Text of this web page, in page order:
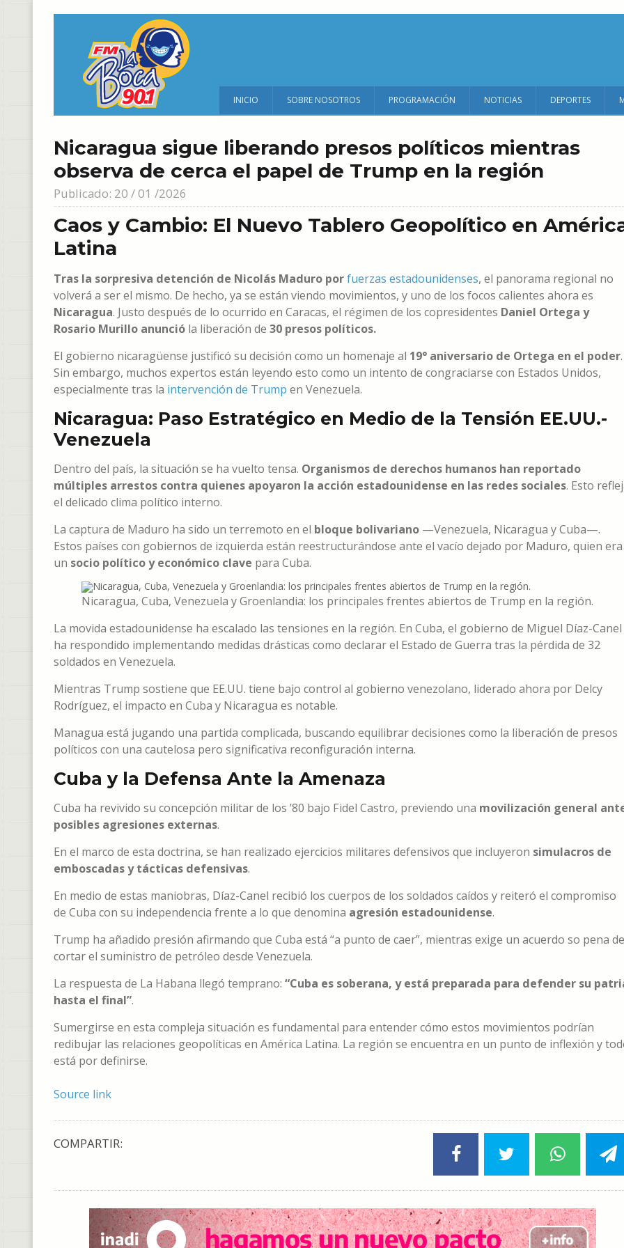
INICIO SOBRE NOSOTROS PROGRAMACIÓN NOTICIAS DEPORTES
Nicaragua sigue liberando presos políticos mientras
observa de cerca el papel de Trump en la región
Publicado: 20 / 01 /2026
Caos y Cambio: El Nuevo Tablero Geopolítico en
Latina
Tras la sorpresiva detención de Nicolás Maduro porfuerzas estadounidenses, el panorama regional no
volverá a ser el mismo. De hecho, ya se están viendo movimientos, y uno de los focos calientes ahora es
Nicaragua. Justo después de lo ocurrido en Caracas, el régimen de los copresidentes Daniel Ortega y
Rosario Murillo anunció la liberación de 30 presos políticos.
El gobierno nicaragüense justificó su decisión como un homenaje al 19° aniversario de Ortega en el poder.
Sin embargo, muchos expertos están leyendo esto como un intento de congraciarse con Estados Unidos,
especialmente tras la intervención de Trump en Venezuela.
Nicaragua: Paso Estratégico en Medio de la Tensión EE.UU.-
Venezuela
Dentro del país, la situación se ha vuelto tensa. Organismos de derechos humanos han reportado
múltiples arrestos contra quienes apoyaron la acción estadounidense en las redes sociales. Esto
el delicado clima político interno.
La captura de Maduro ha sido un terremoto en el bloque bolivariano —Venezuela, Nicaragua y Cuba—.
Estos países con gobiernos de izquierda están reestructurándose ante el vacío dejado por Maduro, quien era
un socio político y económico clave para Cuba.
Nicaragua, Cuba, Venezuela y Groenlandia: los principales frentes abiertos de Trump en la región.
La movida estadounidense ha escalado las tensiones en la región. En Cuba, el gobierno de Miguel Díaz-Canel
ha respondido implementando medidas drásticas como declarar el Estado de Guerra tras la pérdida de 32
soldados en Venezuela.
Mientras Trump sostiene que EE.UU. tiene bajo control al gobierno venezolano, liderado ahora por Delcy
Rodríguez, el impacto en Cuba y Nicaragua es notable.
Managua está jugando una partida complicada, buscando equilibrar decisiones como la liberación de presos
políticos con una cautelosa pero significativa reconfiguración interna.
Cuba y la Defensa Ante la Amenaza
Cuba ha revivido su concepción militar de los ’80 bajo Fidel Castro, previendo una movilización general
posibles agresiones externas.
En el marco de esta doctrina, se han realizado ejercicios militares defensivos que incluyeron simulacros de
emboscadas y tácticas defensivas.
En medio de estas maniobras, Díaz-Canel recibió los cuerpos de los soldados caídos y reiteró el compromiso
de Cuba con su independencia frente a lo que denomina agresión estadounidense.
Trump ha añadido presión afirmando que Cuba está “a punto de caer”, mientras exige un acuerdo so pena de
cortar el suministro de petróleo desde Venezuela.
La respuesta de La Habana llegó temprano: “Cuba es soberana, y está preparada para defender su
hasta el final”.
Sumergirse en esta compleja situación es fundamental para entender cómo estos movimientos podrían
redibujar las relaciones geopolíticas en América Latina. La región se encuentra en un punto de inflexión y
está por definirse.
Source link
COMPARTIR: